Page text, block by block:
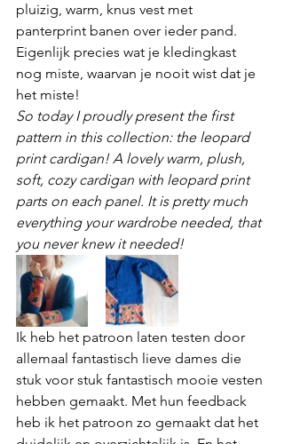
pluizig, warm, knus vest met
panterprint banen over ieder pand.
Eigenlijk precies wat je kledingkast
nog miste, waarvan je nooit wist dat je
het miste!
So today I proudly present the first
pattern in this collection: the leopard
print cardigan! A lovely warm, plush,
soft, cozy cardigan with leopard print
parts on each panel. It is pretty much
everything your wardrobe needed, that
you never knew it needed!
Ik heb het patroon laten testen door
allemaal fantastisch lieve dames die
stuk voor stuk fantastisch mooie vesten
hebben gemaakt. Met hun feedback
heb ik het patroon zo gemaakt dat het